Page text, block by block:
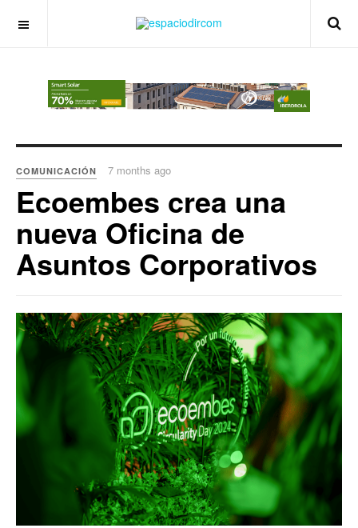
COMUNICACIÓN 7 months ago
Ecoembes crea una
nueva Oficina de
Asuntos Corporativos